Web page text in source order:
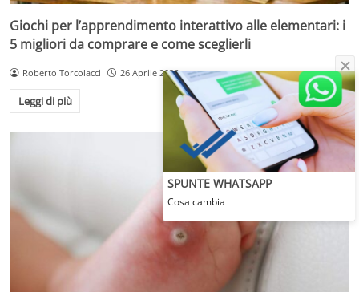
Giochi per l’apprendimento interattivo alle elementari: i
5 migliori da comprare e come sceglierli
Roberto Torcolacci 26 Aprile 2026
Leggi di più
SPUNTE WHATSAPP
Cosa cambia